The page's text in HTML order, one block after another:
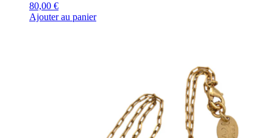
80,00 €
Ajouter au panier